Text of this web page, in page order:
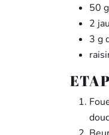
50
2
3 g